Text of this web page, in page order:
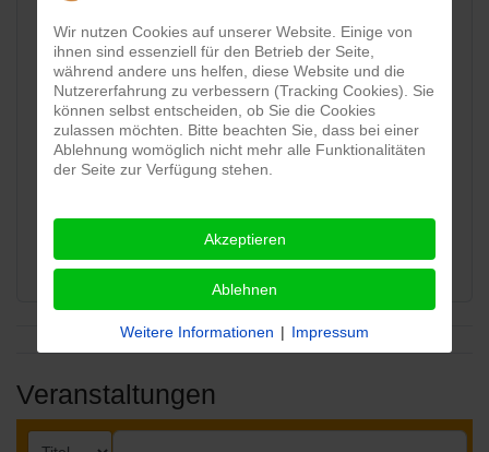
Karte:
View map
Webseite:
offenbach.de/regio...
Veranstaltungen
Wir nutzen Cookies auf unserer Website. Einige von
ihnen sind essenziell für den Betrieb der Seite,
während andere uns helfen, diese Website und die
Nutzererfahrung zu verbessern (Tracking Cookies). Sie
können selbst entscheiden, ob Sie die Cookies
zulassen möchten. Bitte beachten Sie, dass bei einer
Ablehnung womöglich nicht mehr alle Funktionalitäten
der Seite zur Verfügung stehen.
Akzeptieren
Ablehnen
Weitere Informationen | Impressum